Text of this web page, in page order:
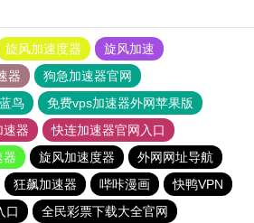
旋风加速度器
旋风加速
器
狗急加速器官网
鸟
免费vps加速器外网苹果版
速器
快连加速器官网入口
器 旋风加速度器
外网网址导航
狂飙加速器 哔咔漫画
快鸭VPN
口
全民彩票下载大全官网